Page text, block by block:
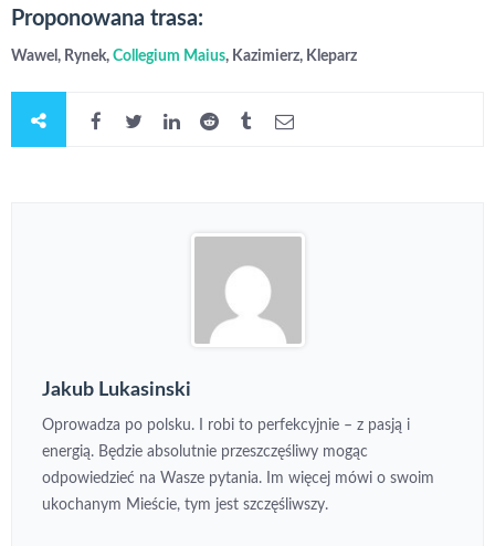
Proponowana trasa:
Wawel, Rynek, Collegium Maius, Kazimierz, Kleparz
Jakub Lukasinski
Oprowadza po polsku. I robi to perfekcyjnie – z pasją i
energią. Będzie absolutnie przeszczęśliwy mogąc
odpowiedzieć na Wasze pytania. Im więcej mówi o swoim
ukochanym Mieście, tym jest szczęśliwszy.